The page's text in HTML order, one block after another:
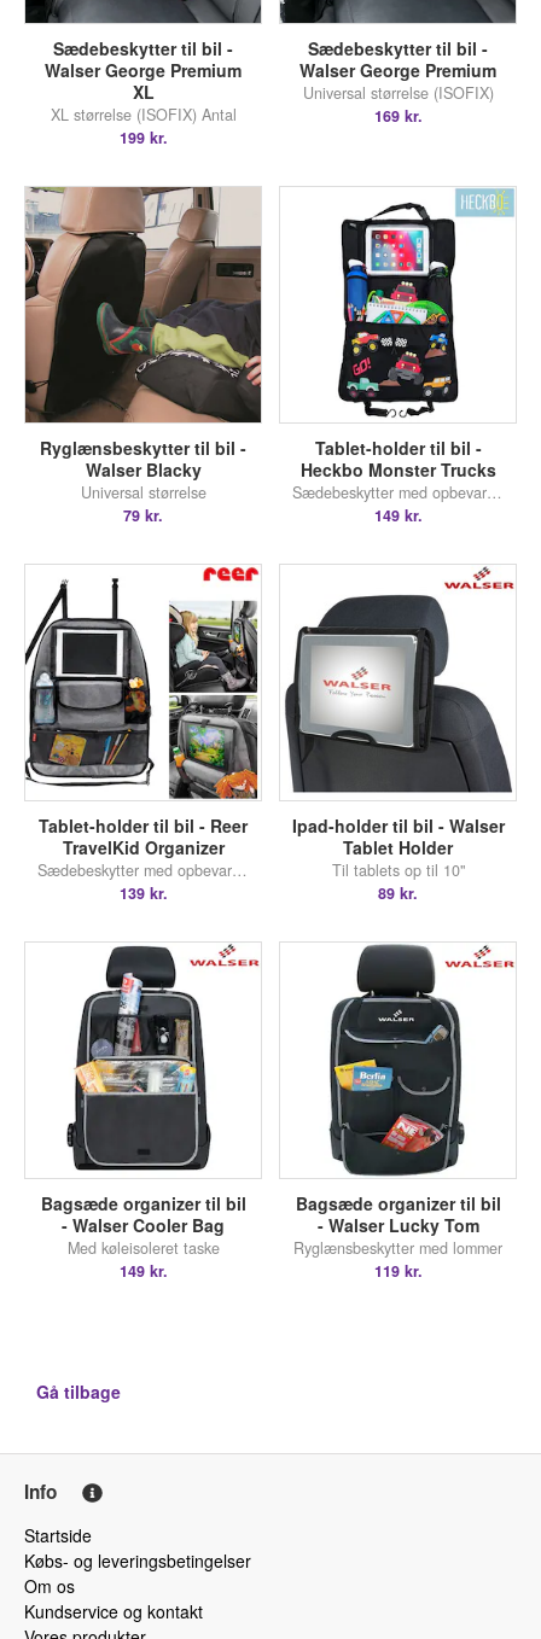
Sædebeskytter til bil -
Walser George Premium
XL
XL størrelse (ISOFIX) Antal
199 kr.
Sædebeskytter til bil -
Walser George Premium
Universal størrelse (ISOFIX)
169 kr.
Ryglænsbeskytter til bil -
Walser Blacky
Universal størrelse
79 kr.
Tablet-holder til bil -
Heckbo Monster Trucks
Sædebeskytter med opbevaring
149 kr.
Tablet-holder til bil - Reer
TravelKid Organizer
Sædebeskytter med opbevaring
139 kr.
Ipad-holder til bil - Walser
Tablet Holder
Til tablets op til 10"
89 kr.
Bagsæde organizer til bil
- Walser Cooler Bag
Med køleisoleret taske
149 kr.
Bagsæde organizer til bil
- Walser Lucky Tom
Ryglænsbeskytter med lommer
119 kr.
Gå tilbage
Info
Startside
Købs- og leveringsbetingelser
Om os
Kundservice og kontakt